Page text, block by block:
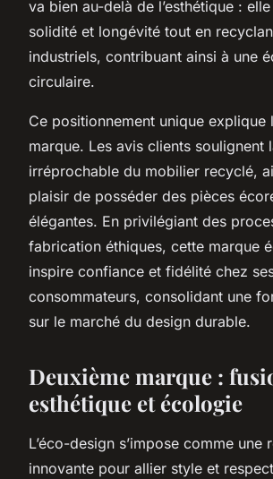
va bien au-delà de l’esthétique :
solidité et longévité tout en
industriels, contribuant ainsi à une
circulaire.
Ce positionnement unique explique
marque. Les avis clients soulignent
irréprochable du mobilier recyclé,
plaisir de posséder des pièces
élégantes. En privilégiant des
fabrication éthiques, cette marque
inspire confiance et fidélité chez
consommateurs, consolidant une
sur le marché du design durable.
Deuxième marque :
esthétique et écologie
L’éco-design s’impose comme une
innovante pour allier style et